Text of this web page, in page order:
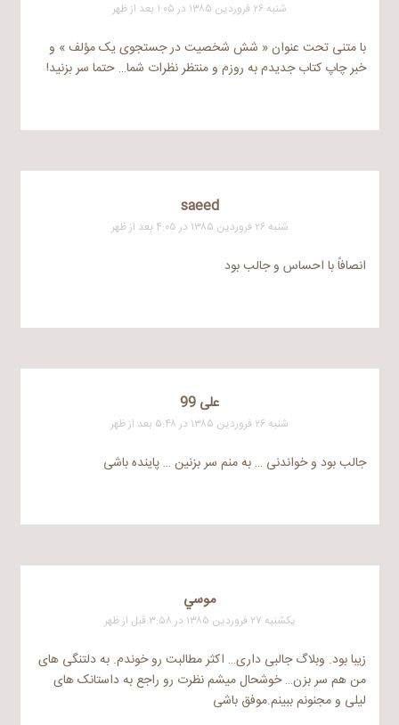
شنبه ۲۶ فروردین ۱۳۸۵ در ۱:۰۵ بعد از ظهر
با متنی تحت عنوان « شش شخصیت در جستجوی یک مؤلف » و
خبر چاپ کتاب جدیدم به روزم و منتظر نظرات شما… حتما سر بزنید!
saeed
شنبه ۲۶ فروردین ۱۳۸۵ در ۴:۰۵ بعد از ظهر
انصافاً با احساس و جالب بود
علی 99
شنبه ۲۶ فروردین ۱۳۸۵ در ۵:۴۸ بعد از ظهر
جالب بود و خواندنی … به منم سر بزنین … پاینده باشی
موسي
یکشنبه ۲۷ فروردین ۱۳۸۵ در ۳:۵۸ قبل از ظهر
زیبا بود. وبلاگ جالبی داری… اکثر مطالبت رو خوندم. به دلتنگی های
من هم سر بزن… خوشحال میشم نظرت رو راجع به داستانک های
لیلی و مجنونم ببینم.موفق باشی